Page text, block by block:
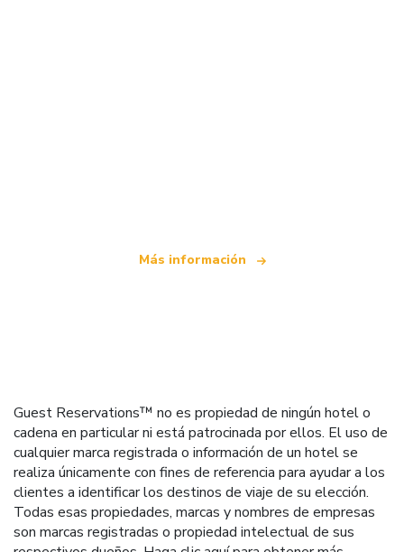
Más información
Guest Reservations™ no es propiedad de ningún hotel o
cadena en particular ni está patrocinada por ellos. El uso de
cualquier marca registrada o información de un hotel se
realiza únicamente con fines de referencia para ayudar a los
clientes a identificar los destinos de viaje de su elección.
Todas esas propiedades, marcas y nombres de empresas
son marcas registradas o propiedad intelectual de sus